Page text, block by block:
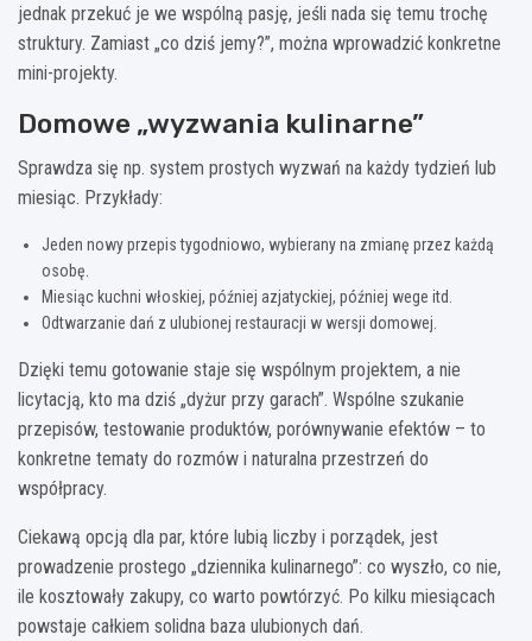
jednak przekuć je we wspólną pasję, jeśli nada się temu trochę
struktury. Zamiast „co dziś jemy?”, można wprowadzić konkretne
mini-projekty.
Domowe „wyzwania kulinarne”
Sprawdza się np. system prostych wyzwań na każdy tydzień lub
miesiąc. Przykłady:
Jeden nowy przepis tygodniowo, wybierany na zmianę przez każdą
osobę.
Miesiąc kuchni włoskiej, później azjatyckiej, później wege itd.
Odtwarzanie dań z ulubionej restauracji w wersji domowej.
Dzięki temu gotowanie staje się wspólnym projektem, a nie
licytacją, kto ma dziś „dyżur przy garach”. Wspólne szukanie
przepisów, testowanie produktów, porównywanie efektów – to
konkretne tematy do rozmów i naturalna przestrzeń do
współpracy.
Ciekawą opcją dla par, które lubią liczby i porządek, jest
prowadzenie prostego „dziennika kulinarnego”: co wyszło, co nie,
ile kosztowały zakupy, co warto powtórzyć. Po kilku miesiącach
powstaje całkiem solidna baza ulubionych dań.